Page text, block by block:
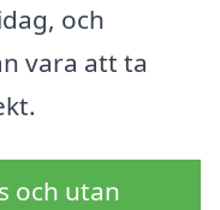
och
vara att ta
och utan